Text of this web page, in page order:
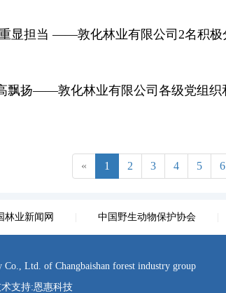
显担当 ——敦化林业有限公司2名积极
飘扬——敦化林业有限公司各级党组织
« 1 2 3 4 5 6
林业新闻网 中国野生动物保护协会
Ltd. of Changbaishan forest industry group
术支持:恩惠科技